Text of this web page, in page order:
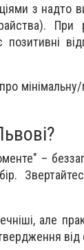
з надто
При
–
але
від